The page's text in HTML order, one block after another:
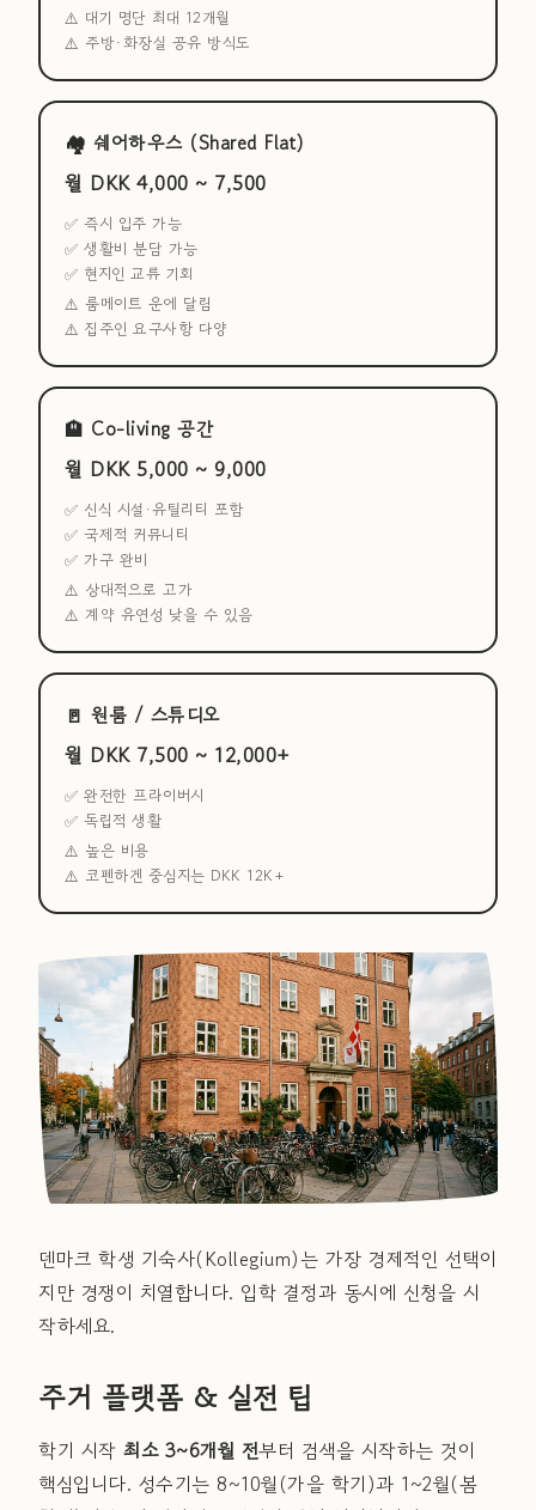
⚠️ 대기 명단 최대 12개월
⚠️ 주방·화장실 공유 방식도
🏘 쉐어하우스 (Shared Flat)
월 DKK 4,000 ~ 7,500
✅ 즉시 입주 가능
✅ 생활비 분담 가능
✅ 현지인 교류 기회
⚠️ 룸메이트 운에 달림
⚠️ 집주인 요구사항 다양
🏨 Co-living 공간
월 DKK 5,000 ~ 9,000
✅ 신식 시설·유틸리티 포함
✅ 국제적 커뮤니티
✅ 가구 완비
⚠️ 상대적으로 고가
⚠️ 계약 유연성 낮을 수 있음
🚪 원룸 / 스튜디오
월 DKK 7,500 ~ 12,000+
✅ 완전한 프라이버시
✅ 독립적 생활
⚠️ 높은 비용
⚠️ 코펜하겐 중심지는 DKK 12K+
덴마크 학생 기숙사(Kollegium)는 가장 경제적인 선택이
지만 경쟁이 치열합니다. 입학 결정과 동시에 신청을 시
작하세요.
주거 플랫폼 & 실전 팁
학기 시작 최소 3~6개월 전부터 검색을 시작하는 것이
핵심입니다. 성수기는 8~10월(가을 학기)과 1~2월(봄